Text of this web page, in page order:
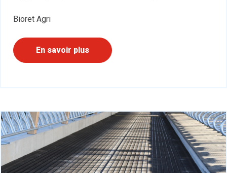
Bioret Agri
En savoir plus